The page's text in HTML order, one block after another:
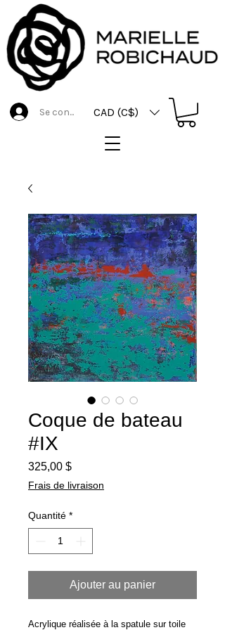
CAD (C$)
Se connecter
Coque de bateau
#IX
325,00 $Prix
Frais de livraison
Quantité *
Ajouter au panier
Acrylique réalisée à la spatule sur toile